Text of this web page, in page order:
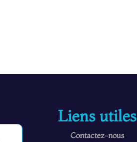
Liens utiles
Contactez-nous